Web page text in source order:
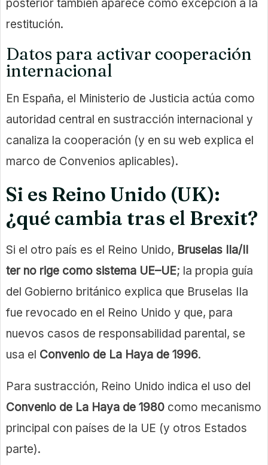
posterior también aparece como excepción a la
restitución.
Datos para activar cooperación
internacional
En España, el Ministerio de Justicia actúa como
autoridad central en sustracción internacional y
canaliza la cooperación (y en su web explica el
marco de Convenios aplicables).
Si es Reino Unido (UK):
¿qué cambia tras el Brexit?
Si el otro país es el Reino Unido, Bruselas IIa/II
ter no rige como sistema UE–UE; la propia guía
del Gobierno británico explica que Bruselas IIa
fue revocado en el Reino Unido y que, para
nuevos casos de responsabilidad parental, se
usa el Convenio de La Haya de 1996.
Para sustracción, Reino Unido indica el uso del
Convenio de La Haya de 1980 como mecanismo
principal con países de la UE (y otros Estados
parte).